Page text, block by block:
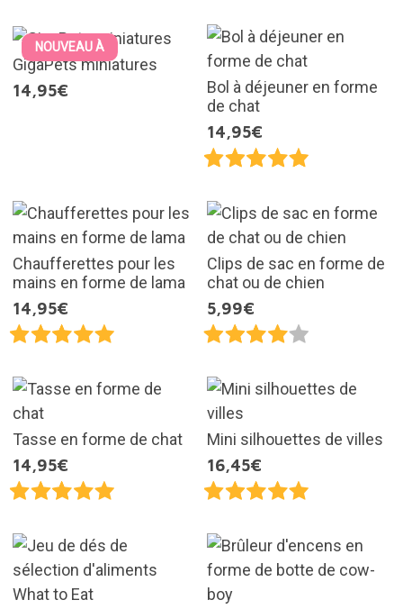
NOUVEAU À
GigaPets miniatures
14,95€
Bol à déjeuner en forme
de chat
14,95€
Chaufferettes pour les
mains en forme de lama
14,95€
Clips de sac en forme de
chat ou de chien
5,99€
Tasse en forme de chat
14,95€
Mini silhouettes de villes
16,45€